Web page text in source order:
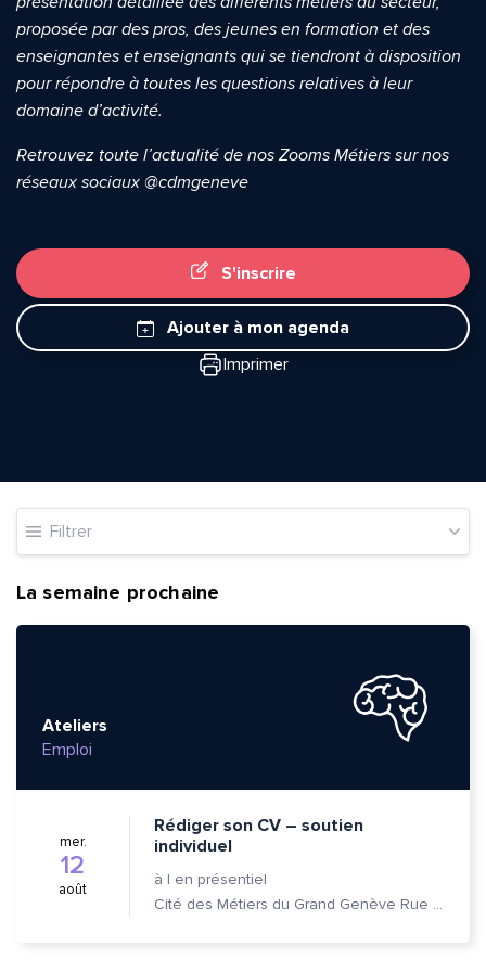
proposée par des pros, des jeunes en formation et des
enseignantes et enseignants qui se tiendront à disposition
pour répondre à toutes les questions relatives à leur
domaine d’activité.
Retrouvez toute l’actualité de nos Zooms Métiers sur nos
réseaux sociaux @cdmgeneve
S'inscrire
Ajouter à mon agenda
Imprimer
Filtrer
La semaine prochaine
Ateliers
Emploi
mer.
12
août
Rédiger son CV – soutien
individuel
à | en présentiel
Cité des Métiers du Grand Genève Rue Prévost-Martin 6 1205 Genève